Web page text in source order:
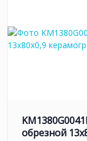
обрезной